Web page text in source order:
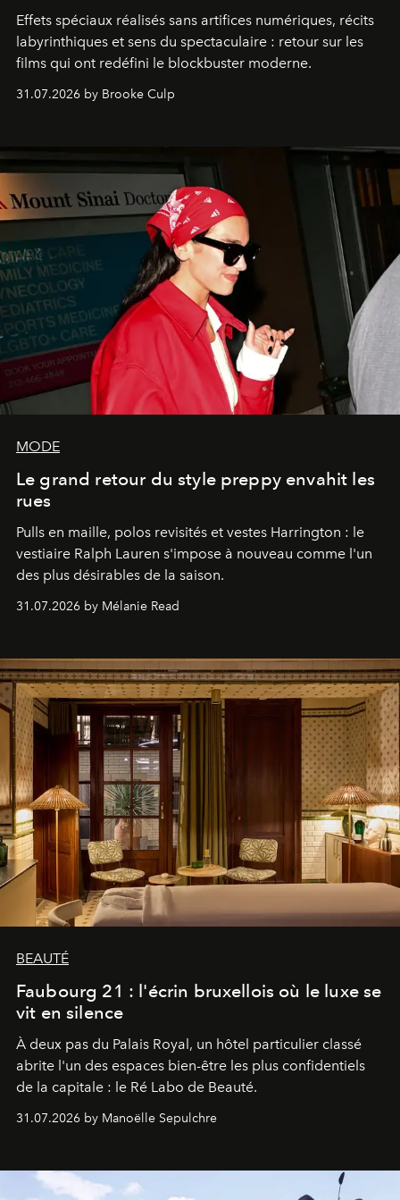
Effets spéciaux réalisés sans artifices numériques, récits
labyrinthiques et sens du spectaculaire : retour sur les
films qui ont redéfini le blockbuster moderne.
31.07.2026 by Brooke Culp
MODE
Le grand retour du style preppy envahit les
rues
Pulls en maille, polos revisités et vestes Harrington : le
vestiaire Ralph Lauren s'impose à nouveau comme l'un
des plus désirables de la saison.
31.07.2026 by Mélanie Read
BEAUTÉ
Faubourg 21 : l'écrin bruxellois où le luxe se
vit en silence
À deux pas du Palais Royal, un hôtel particulier classé
abrite l'un des espaces bien-être les plus confidentiels
de la capitale : le Ré Labo de Beauté.
31.07.2026 by Manoëlle Sepulchre